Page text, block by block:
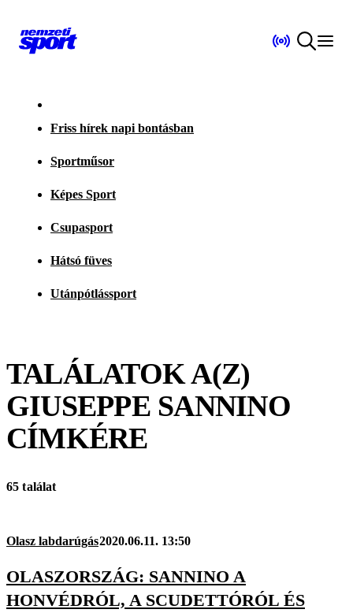
Friss hírek napi bontásban
Sportműsor
Képes Sport
Csupasport
Hátsó füves
Utánpótlássport
TALÁLATOK A(Z)
GIUSEPPE SANNINO
CÍMKÉRE
65 találat
Olasz labdarúgás2020.06.11. 13:50
OLASZORSZÁG: SANNINO A
HONVÉDRÓL, A SCUDETTÓRÓL ÉS